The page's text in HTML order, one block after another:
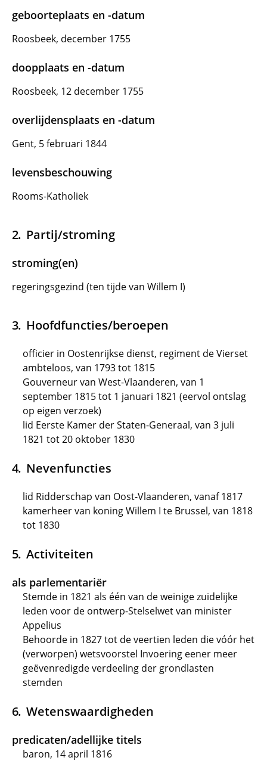
geboorteplaats en -datum
Roosbeek, december 1755
doopplaats en -datum
Roosbeek, 12 december 1755
overlijdensplaats en -datum
Gent, 5 februari 1844
levensbeschouwing
Rooms-Katholiek
Partij/stroming
stroming(en)
regeringsgezind (ten tijde van Willem I)
Hoofdfuncties/beroepen
officier in Oostenrijkse dienst, regiment de Vierset
ambteloos, van 1793 tot 1815
Gouverneur van West-Vlaanderen, van 1
september 1815 tot 1 januari 1821 (eervol ontslag
op eigen verzoek)
lid Eerste Kamer der Staten-Generaal, van 3 juli
1821 tot 20 oktober 1830
Nevenfuncties
lid Ridderschap van Oost-Vlaanderen, vanaf 1817
kamerheer van koning Willem I te Brussel, van 1818
tot 1830
Activiteiten
als parlementariër
Stemde in 1821 als één van de weinige zuidelijke
leden voor de ontwerp-Stelselwet van minister
Appelius
Behoorde in 1827 tot de veertien leden die vóór het
(verworpen) wetsvoorstel Invoering eener meer
geëvenredigde verdeeling der grondlasten
stemden
Wetenswaardigheden
predicaten/adellijke titels
baron, 14 april 1816